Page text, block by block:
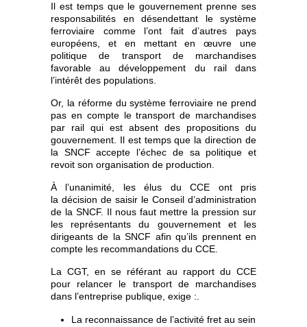
Il est temps que le gouvernement prenne ses
responsabilités en désendettant le système
ferroviaire comme l’ont fait d’autres pays
européens, et en mettant en œuvre une
politique de transport de marchandises
favorable au développement du rail dans
l’intérêt des populations.
Or, la réforme du système ferroviaire ne prend
pas en compte le transport de marchandises
par rail qui est absent des propositions du
gouvernement. Il est temps que la direction de
la SNCF accepte l’échec de sa politique et
revoit son organisation de production.
À l’unanimité, les élus du CCE ont pris
la décision de saisir le Conseil d’administration
de la SNCF. Il nous faut mettre la pression sur
les représentants du gouvernement et les
dirigeants de la SNCF afin qu’ils prennent en
compte les recommandations du CCE.
La CGT, en se référant au rapport du CCE
pour relancer le transport de marchandises
dans l’entreprise publique, exige :.
La reconnaissance de l’activité fret au sein